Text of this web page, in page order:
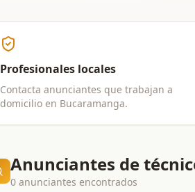
Profesionales locales
Contacta anunciantes que trabajan a
domicilio en Bucaramanga.
Anunciantes de
0 anunciantes encontrados